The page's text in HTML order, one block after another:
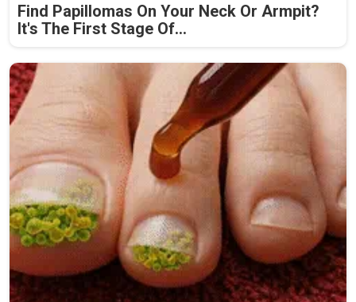
Find Papillomas On Your Neck Or Armpit?
It's The First Stage Of...